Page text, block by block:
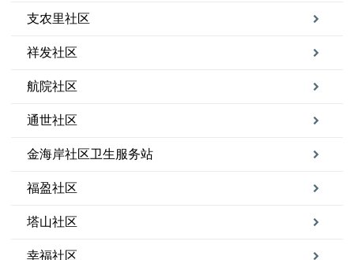
支农里社区
祥发社区
航院社区
通世社区
金海岸社区卫生服务站
福盈社区
塔山社区
幸福社区